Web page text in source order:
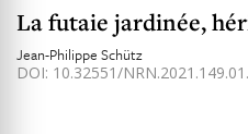
La futaie jardinée,
Jean-Philippe Schütz
DOI: 10.32551/